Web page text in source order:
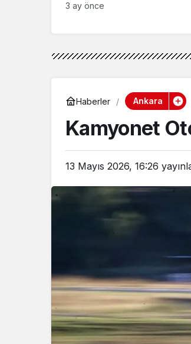
3 ay önce
Haberler Ankara
Kamyonet
13 Mayıs 2026, 16:26